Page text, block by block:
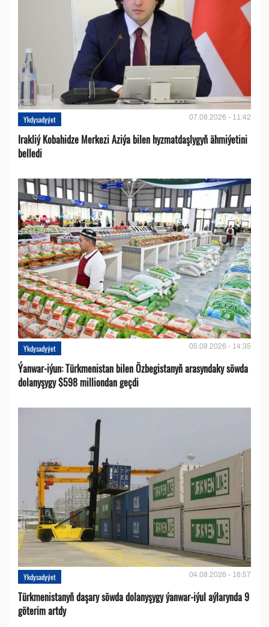
Ykdysadyýet 07.08.2026 - 11:42
Irakliý Kobahidze Merkezi Aziýa bilen hyzmatdaşlygyň ähmiýetini
belledi
Ykdysadyýet 05.08.2026 - 14:35
Ýanwar-iýun: Türkmenistan bilen Özbegistanyň arasyndaky söwda
dolanyşygy $598 milliondan geçdi
Ykdysadyýet 04.08.2026 - 16:57
Türkmenistanyň daşary söwda dolanyşygy ýanwar-iýul aýlarynda 9
göterim artdy